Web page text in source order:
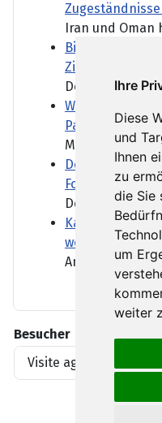
Ihre
Diese
und
Ihnen
zu
die Sie
um
weiter
Zugeständnisse
Iran und Oman
Bilger will
Ziele knüpfen
Der neue
Wie sich
Patienten
Menschen mit
Dobrindt will
Forschung
Der Fund am
Kanadische
wegen
Angefacht
Besucher
Visite agli articoli